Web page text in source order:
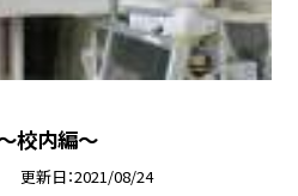
〜校内編〜
更新日 2021/08/24